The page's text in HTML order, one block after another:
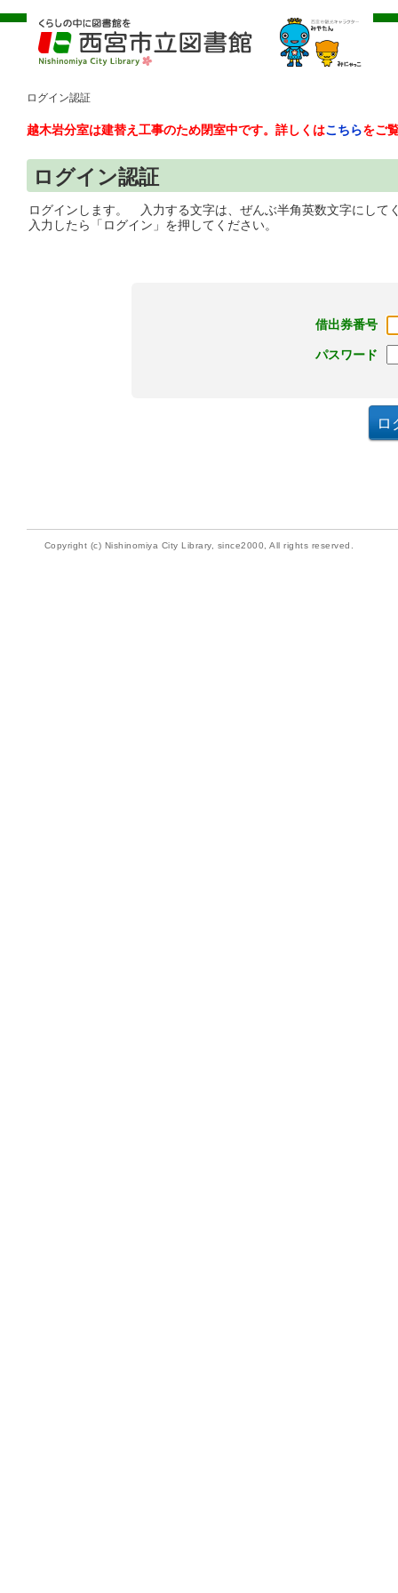
ログイン認証
越木岩分室は建替え工事のため閉室中です。詳しくはこちらをご
ログイン認証
ログインします。 入力する文字は、ぜんぶ半角英数文字にして
入力したら「ログイン」を押してください。
借出券番号
パスワード
Copyright (c) Nishinomiya City Library, since2000, All rights reserved.